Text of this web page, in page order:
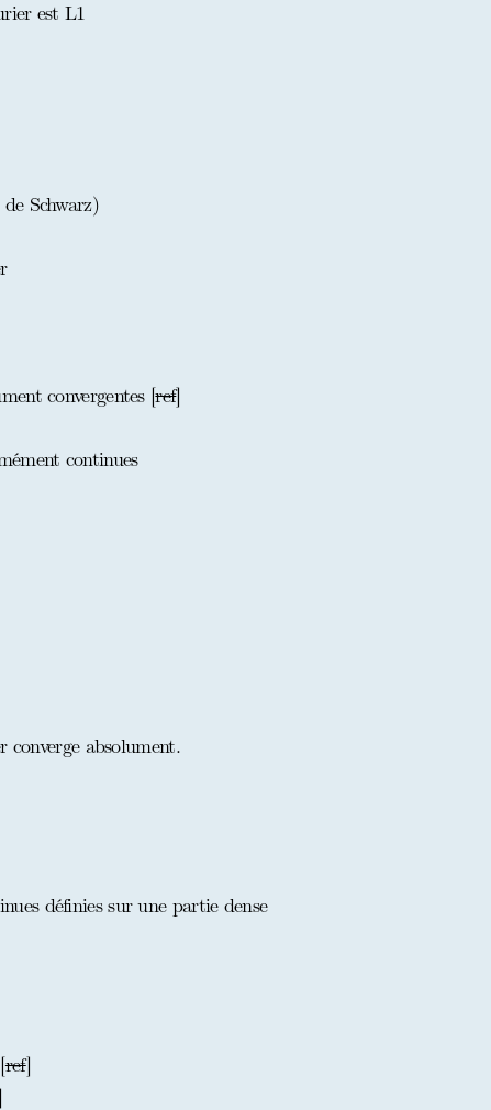
est L1
Schwarz)
convergentes [ref]
continues
converge absolument.
définies sur une partie dense
ref]